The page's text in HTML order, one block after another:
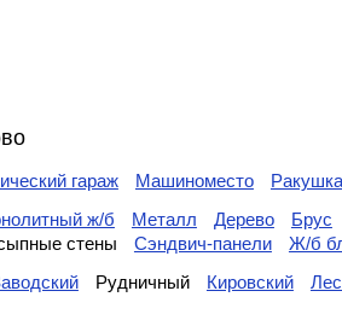
гараж Машиноместо Ракушка
ж/б Металл Дерево Брус
стены Сэндвич-панели
Ж/б
Рудничный Кировский